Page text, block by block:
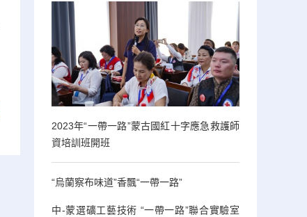
2023年“一帶一路”蒙古國紅十字應急救護師
資培訓班開班
“烏蘭察布味道”香飄“一帶一路”
中-蒙選礦工藝技術 “一帶一路”聯合實驗室